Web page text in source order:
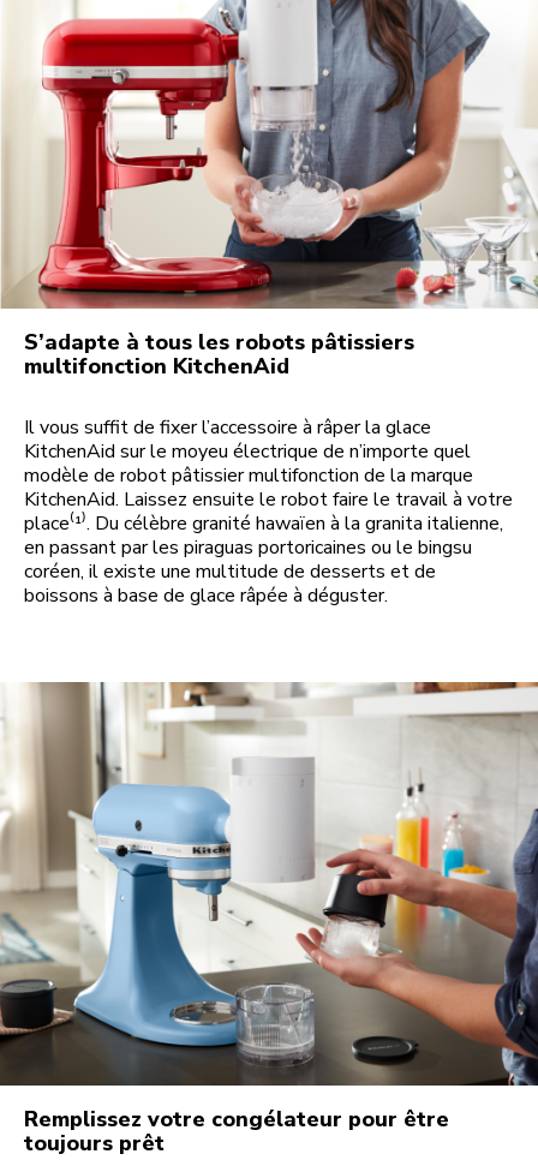
S’adapte à tous les robots pâtissiers
multifonction KitchenAid
Il vous suffit de fixer l’accessoire à râper la glace
KitchenAid sur le moyeu électrique de n’importe quel
modèle de robot pâtissier multifonction de la marque
KitchenAid. Laissez ensuite le robot faire le travail à votre
place⁽¹⁾. Du célèbre granité hawaïen à la granita italienne,
en passant par les piraguas portoricaines ou le bingsu
coréen, il existe une multitude de desserts et de
boissons à base de glace râpée à déguster.
Remplissez votre congélateur pour être
toujours prêt